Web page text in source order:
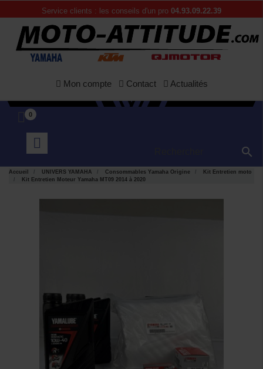
Service clients : les conseils d'un pro 04.93.09.22.39
Mon compte Contact Actualités
0

Accueil UNIVERS YAMAHA Consommables Yamaha Origine
Kit Entretien moto
Kit Entretien Moteur Yamaha MT09 2014 à 2020